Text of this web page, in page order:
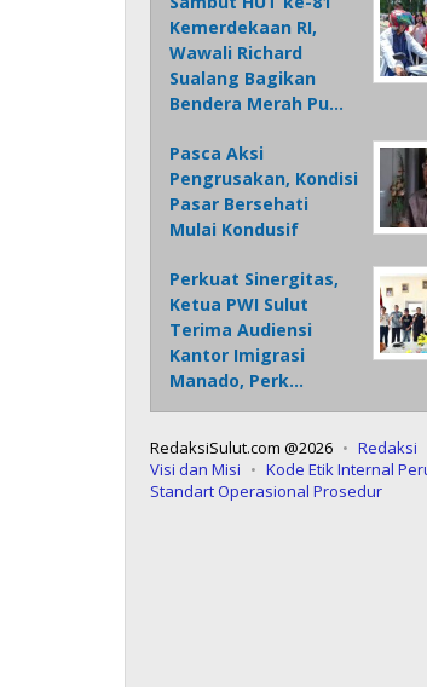
Kemerdekaan RI,
Wawali Richard
Sualang Bagikan
Bendera Merah Pu…
Pasca Aksi
Pengrusakan, Kondisi
Pasar Bersehati
Mulai Kondusif
Perkuat Sinergitas,
Ketua PWI Sulut
Terima Audiensi
Kantor Imigrasi
Manado, Perk…
RedaksiSulut.com @2026
Redaksi
Visi dan Misi
Kode Etik Internal
Standart Operasional Prosedur